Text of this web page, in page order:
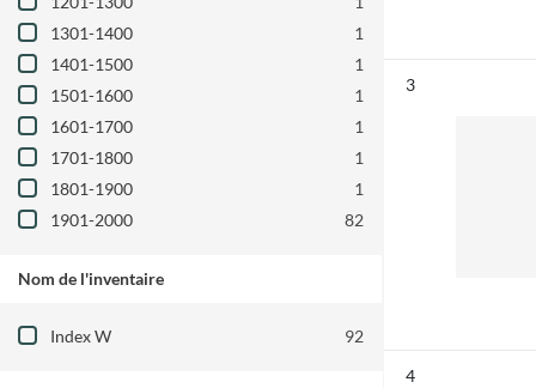
1301-1400
1
1401-1500
1
1501-1600
1
1601-1700
1
1701-1800
1
1801-1900
1
1901-2000
82
Nom de l'inventaire
Filtre les résultats par : Nom de l'inventaire
Index W 92
3
4